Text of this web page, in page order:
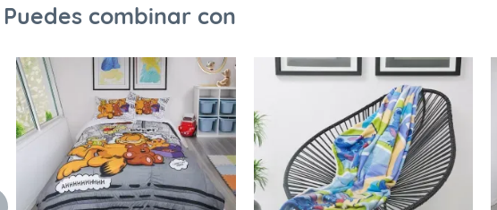
Puedes combinar con